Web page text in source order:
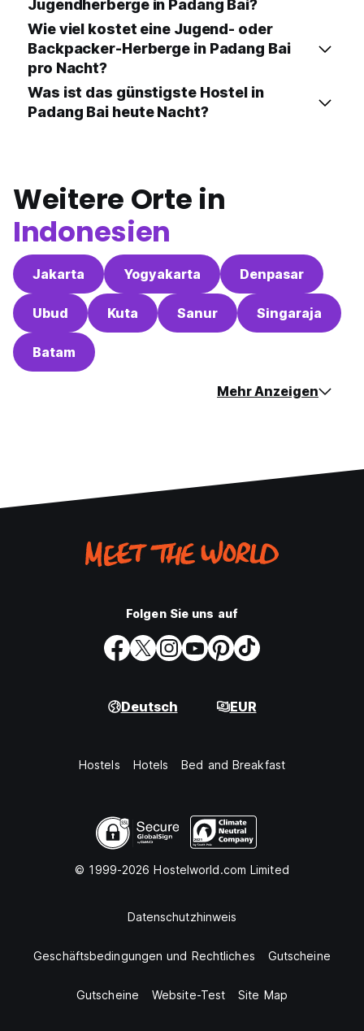
Jugendherberge in Padang Bai?
Wie viel kostet eine Jugend- oder
Backpacker-Herberge in Padang Bai
pro Nacht?
Was ist das günstigste Hostel in
Padang Bai heute Nacht?
Weitere Orte in
Indonesien
Jakarta Yogyakarta Denpasar
Ubud Kuta Sanur Singaraja
Batam
Mehr Anzeigen
Folgen Sie uns auf
Deutsch EUR
Hostels Hotels Bed and Breakfast
© 1999-2026 Hostelworld.com Limited
Datenschutzhinweis
Geschäftsbedingungen und Rechtliches Gutscheine
Gutscheine Website-Test Site Map